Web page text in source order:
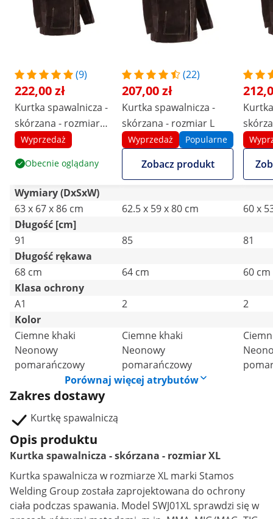
(9)
222,00 zł
Kurtka spawalnicza -
skórzana - rozmiar
XL
Wyprzedaż
Obecnie oglądany
(22)
207,00 zł
Kurtka spawalnicza -
skórzana - rozmiar L
Wyprzedaż Popularne
Zobacz produkt
Wymiary (DxSxW)
63 x 67 x 86 cm
62.5 x 59 x 80 cm
60 x
Długość [cm]
91
85
81
Długość rękawa
68 cm
64 cm
60 cm
Klasa ochrony
A1
2
2
Kolor
Ciemne khaki
Neonowy
pomarańczowy
Ciemne khaki
Neonowy
pomarańczowy
Porównaj więcej atrybutów
Zakres dostawy
Kurtkę spawalniczą
Opis produktu
Kurtka spawalnicza - skórzana - rozmiar XL
Kurtka spawalnicza w rozmiarze XL marki Stamos
Welding Group została zaprojektowana do ochrony
ciała podczas spawania. Model SWJ01XL sprawdzi się w